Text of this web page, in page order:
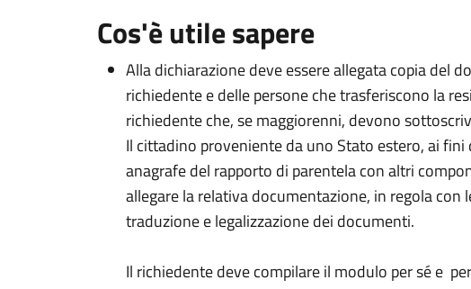
Cos'è utile sapere
Alla dichiarazione deve essere allegata copia del
richiedente e delle persone che trasferiscono la
richiedente che, se maggiorenni, devono
Il cittadino proveniente da uno Stato estero, ai fini
anagrafe del rapporto di parentela con altri
allegare la relativa documentazione, in regola con
traduzione e legalizzazione dei documenti.
Il richiedente deve compilare il modulo per sé e